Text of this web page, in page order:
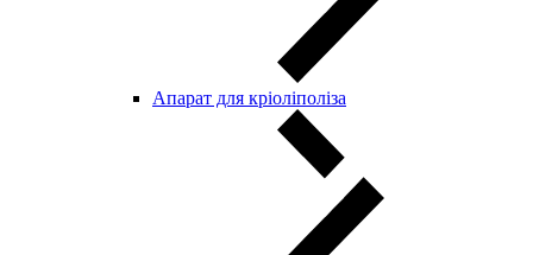
Апарат для кріоліполіза